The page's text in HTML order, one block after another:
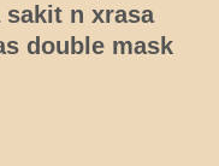
sakit n xrasa
double mask